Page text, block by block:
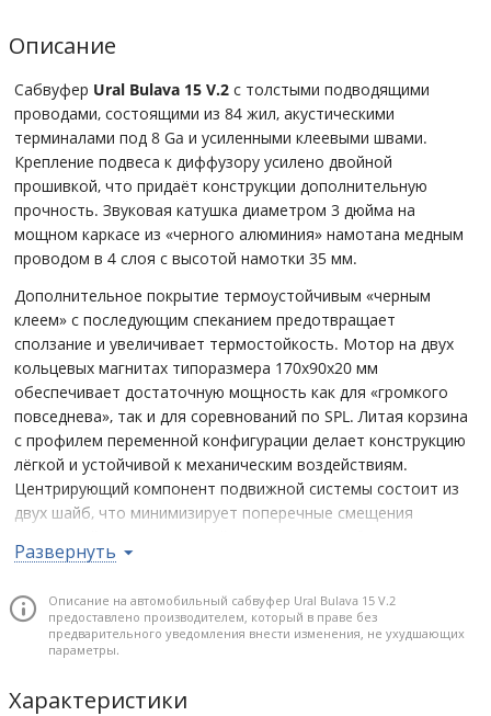
Описание
Сабвуфер Ural Bulava 15 V.2 с толстыми подводящими
проводами, состоящими из 84 жил, акустическими
терминалами под 8 Ga и усиленными клеевыми швами.
Крепление подвеса к диффузору усилено двойной
прошивкой, что придаёт конструкции дополнительную
прочность. Звуковая катушка диаметром 3 дюйма на
мощном каркасе из «черного алюминия» намотана медным
проводом в 4 слоя с высотой намотки 35 мм.
Дополнительное покрытие термоустойчивым «черным
клеем» с последующим спеканием предотвращает
сползание и увеличивает термостойкость. Мотор на двух
кольцевых магнитах типоразмера 170х90х20 мм
обеспечивает достаточную мощность как для «громкого
повседнева», так и для соревнований по SPL. Литая корзина
с профилем переменной конфигурации делает конструкцию
лёгкой и устойчивой к механическим воздействиям.
Центрирующий компонент подвижной системы состоит из
двух шайб, что минимизирует поперечные смещения
уделено наличию дополнительного фиксирующего кольца,
шайбы с корзиной. Плоские подводящие провода
поверхностного монтажа на центрующей шайбе исключают
касание диффузора на больших ходах.
Почему стоит купить
Развернуть
Описание на автомобильный сабвуфер Ural Bulava 15 V.2
предоставлено производителем, который в праве без
предварительного уведомления внести изменения, не ухудшающих
параметры.
Характеристики